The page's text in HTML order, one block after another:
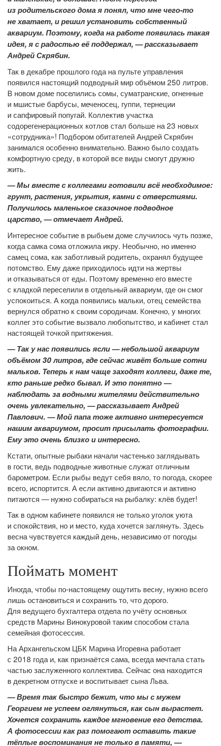
из родительского дома я понял, что мне чего-то
не хватает, и решил установить собственный
аквариум. Поэтому, когда на работе появилась такая
идея, я с радостью её поддержал, — рассказывает
Андрей Скрябин.
Так в декабре прошлого года на пульте управления
появился настоящий подводный мир объёмом 250 литров.
В новом доме поселились сомы, суматранские, огненные
и мшистые барбусы, меченосец, гуппи, тернеции
и сапфировый попугай. Коллектив участка
содорегенерационных котлов стал больше на 23 новых
«сотрудника»! Подбором обитателей Андрей Скрябин
занимался особенно внимательно. Важно было создать
комфортную среду, в которой все виды смогут дружно
жить.
— Мы вместе с коллегами готовили всё необходимое:
грунт, растения, укрытия, камни с отверстиями.
Получилось маленькое сказочное подводное
царство, — отмечает Андрей.
Интересное событие в рыбьем доме случилось чуть позже,
когда самка сома отложила икру. Необычно, но именно
самец сома, как заботливый родитель, охранял будущее
потомство. Ему даже приходилось идти на жертвы
и отказываться от еды. Поэтому временно его вместе
с кладкой переселили в отдельный аквариум, где он смог
успокоиться. А когда появились мальки, отец семейства
вернулся обратно к своим сородичам. Конечно, у многих
коллег это событие вызвало любопытство, и кабинет стал
настоящей точкой притяжения.
— Так у нас появились ясли — небольшой аквариум
объёмом 30 литров, где сейчас живёт больше сотни
мальков. Теперь к нам чаще заходят коллеги, даже те,
кто раньше редко бывал. И это понятно —
наблюдать за водными жителями действительно
очень увлекательно, — рассказывает Андрей
Павлович. — Мой папа тоже активно интересуется
нашим аквариумом, просит присылать фотографии.
Ему это очень близко и интересно.
Кстати, опытные рыбаки начали частенько заглядывать
в гости, ведь подводные животные служат отличным
барометром. Если рыбы ведут себя вяло, то погода, скорее
всего, испортится. А если активно двигаются и активно
питаются — нужно собираться на рыбалку: клёв будет!
Так в одном кабинете появился не только уголок уюта
и спокойствия, но и место, куда хочется заглянуть. Здесь
весна чувствуется каждый день, независимо от погоды
за окном.
Поймать момент
Иногда, чтобы по-настоящему ощутить весну, нужно всего
лишь остановиться и сохранить то, что дорого.
Для ведущего бухгалтера отдела по учёту основных
средств Марины Винокуровой таким способом стала
семейная фотосессия.
На Архангельском ЦБК Марина Игоревна работает
с 2018 года и, как признаётся сама, всегда мечтала стать
частью заслуженного коллектива. Сейчас она находится
в декретном отпуске и воспитывает сына Льва.
— Время так быстро бежит, что мы с мужем
Георгием не успеем оглянуться, как сын вырастет.
Хочется сохранить каждое мгновение его детства.
А фотосессии как раз помогают оставить такие
тёплые воспоминания не только в памяти, —